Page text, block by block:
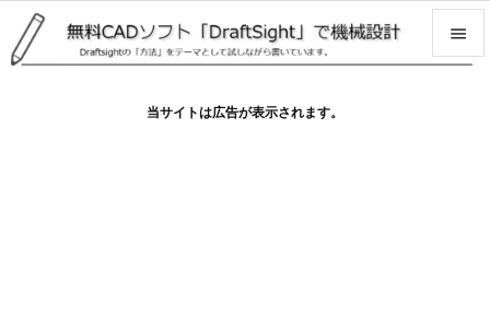

当サイトは広告が表示されます。